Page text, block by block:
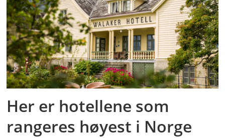
Her er hotellene som
rangeres høyest i Norge